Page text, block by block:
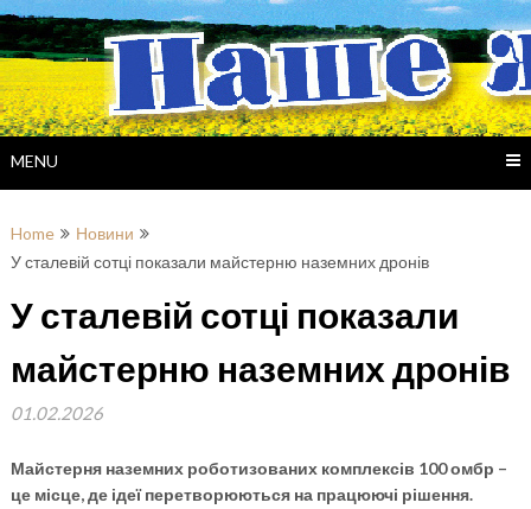
Skip
to
content
MENU
Home
Новини
У сталевій сотці показали майстерню наземних дронів
У сталевій сотці показали
майстерню наземних дронів
01.02.2026
Майстерня наземних роботизованих комплексів 100 омбр –
це місце, де ідеї перетворюються на працюючі рішення.